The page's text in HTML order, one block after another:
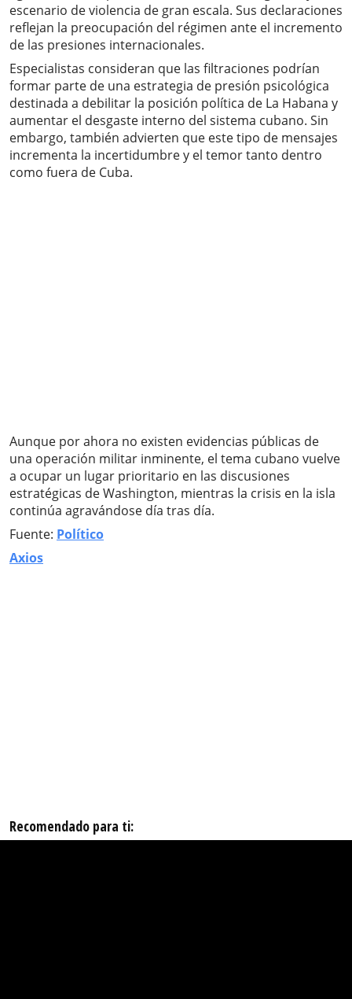
escenario de violencia de gran escala. Sus declaraciones
reflejan la preocupación del régimen ante el incremento
de las presiones internacionales.
Especialistas consideran que las filtraciones podrían
formar parte de una estrategia de presión psicológica
destinada a debilitar la posición política de La Habana y
aumentar el desgaste interno del sistema cubano. Sin
embargo, también advierten que este tipo de mensajes
incrementa la incertidumbre y el temor tanto dentro
como fuera de Cuba.
Aunque por ahora no existen evidencias públicas de
una operación militar inminente, el tema cubano vuelve
a ocupar un lugar prioritario en las discusiones
estratégicas de Washington, mientras la crisis en la isla
continúa agravándose día tras día.
Fuente: Político
Axios
Recomendado para ti: